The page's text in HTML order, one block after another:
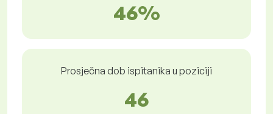
46%
Prosječna dob ispitanika u poziciji
46